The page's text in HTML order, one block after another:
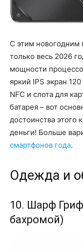
С этим новогодним
только весь 2026
мощности
яркий IPS экран
NFC и слота для
батарея – вот
достоинства этого
деньги! Больше
смартфонов года.
Одежда и
10. Шарф
бахромой)